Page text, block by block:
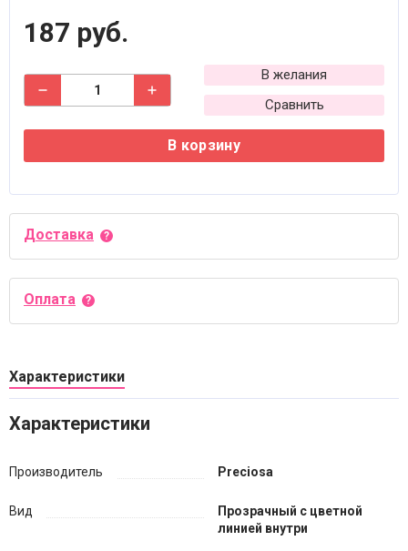
187 руб.
В желания
Сравнить
В корзину
Доставка
Оплата
Характеристики
Характеристики
Производитель Preciosa
Вид
Прозрачный с цветной
линией внутри